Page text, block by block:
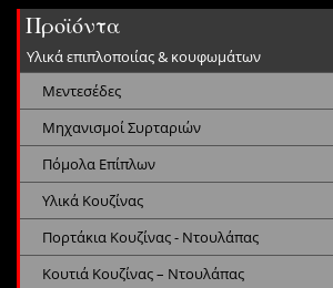
Προϊόντα
Υλικά επιπλοποιίας & κουφωμάτων
Μεντεσέδες
Μηχανισμοί Συρταριών
Πόμολα Επίπλων
Υλικά Κουζίνας
Πορτάκια Κουζίνας - Ντουλάπας
Κουτιά Κουζίνας – Ντουλάπας